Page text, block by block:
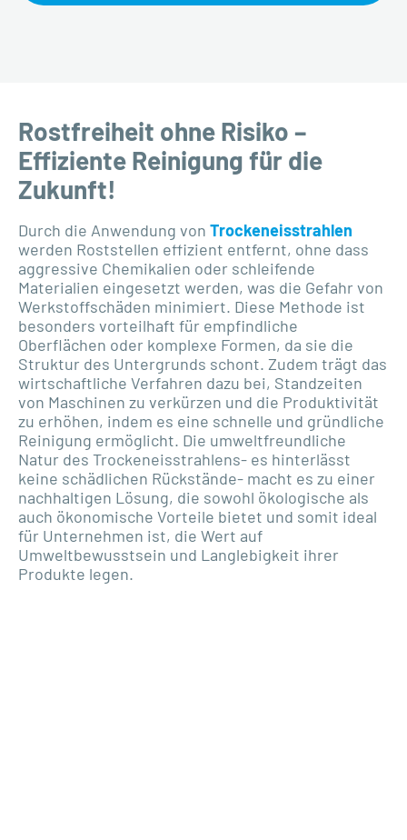
Rostfreiheit ohne Risiko –
Effiziente Reinigung für die
Zukunft!
Durch die Anwendung von Trockeneisstrahlen
werden Roststellen effizient entfernt, ohne dass
aggressive Chemikalien oder schleifende
Materialien eingesetzt werden, was die Gefahr von
Werkstoffschäden minimiert. Diese Methode ist
besonders vorteilhaft für empfindliche
Oberflächen oder komplexe Formen, da sie die
Struktur des Untergrunds schont. Zudem trägt das
wirtschaftliche Verfahren dazu bei, Standzeiten
von Maschinen zu verkürzen und die Produktivität
zu erhöhen, indem es eine schnelle und gründliche
Reinigung ermöglicht. Die umweltfreundliche
Natur des Trockeneisstrahlens- es hinterlässt
keine schädlichen Rückstände- macht es zu einer
nachhaltigen Lösung, die sowohl ökologische als
auch ökonomische Vorteile bietet und somit ideal
für Unternehmen ist, die Wert auf
Umweltbewusstsein und Langlebigkeit ihrer
Produkte legen.